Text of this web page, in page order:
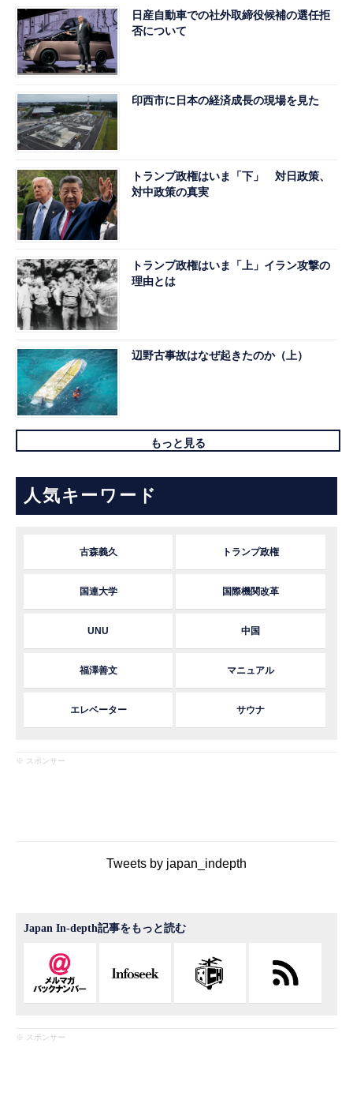
日産自動車での社外取締役候補の選任拒
否について
印西市に日本の経済成長の現場を見た
トランプ政権はいま「下」 対日政策、
対中政策の真実
トランプ政権はいま「上」イラン攻撃の
理由とは
辺野古事故はなぜ起きたのか（上）
もっと見る
人気キーワード
古森義久 トランプ政権
国連大学 国際機関改革
UNU 中国
福澤善文 マニュアル
エレベーター サウナ
※ スポンサー
Tweets by japan_indepth
Japan In-depth記事をもっと読む
※ スポンサー